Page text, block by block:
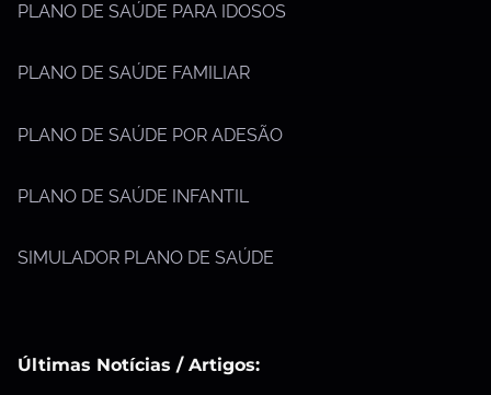
PLANO DE SAÚDE PARA IDOSOS
PLANO DE SAÚDE FAMILIAR
PLANO DE SAÚDE POR ADESÃO
PLANO DE SAÚDE INFANTIL
SIMULADOR PLANO DE SAÚDE
Últimas Notícias / Artigos: